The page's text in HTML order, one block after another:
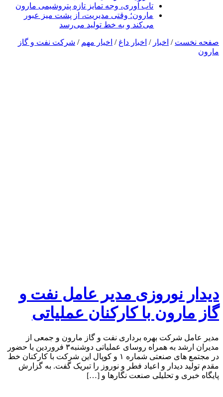
تاب آوری، وجه تمایز تازه پتروشیمی مارون
مارون؛ وقتی مدیریت، از پشت میز عبور
می‌کند و به خط تولید می‌رسد
صفحه نخست / اخبار / اخبار داغ / اخیار مهم / شرکت نفت و گاز
مارون
دیدار نوروزی مدیر عامل نفت و
گاز مارون با کارکنان عملیاتی
مدیر عامل شرکت بهره برداری نفت و گاز مارون و جمعی از
مدیران ارشد به همراه روسای عملیاتی دوشنبه۳ فروردین با حضور
در مجتمع های صنعتی شماره ۱ و کوپال این شرکت با کارکنان خط
مقدم تولید دیدار و اعیاد فطر و نوروز را تبریک گفت. به گزارش
پایگاه خبری و تحلیلی صنعت نگارها و […]